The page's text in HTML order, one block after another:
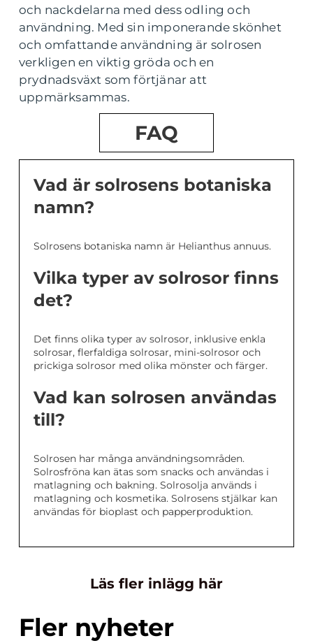
och nackdelarna med dess odling och
användning. Med sin imponerande skönhet
och omfattande användning är solrosen
verkligen en viktig gröda och en
prydnadsväxt som förtjänar att
uppmärksammas.
FAQ
Vad är solrosens botaniska
namn?
Solrosens botaniska namn är Helianthus annuus.
Vilka typer av solrosor finns
det?
Det finns olika typer av solrosor, inklusive enkla
solrosar, flerfaldiga solrosar, mini-solrosor och
prickiga solrosor med olika mönster och färger.
Vad kan solrosen användas
till?
Solrosen har många användningsområden.
Solrosfröna kan ätas som snacks och användas i
matlagning och bakning. Solrosolja används i
matlagning och kosmetika. Solrosens stjälkar kan
användas för bioplast och papperproduktion.
Läs fler inlägg här
Fler nyheter